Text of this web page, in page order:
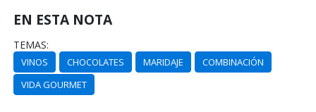
EN ESTA NOTA
TEMAS:
VINOS CHOCOLATES MARIDAJE
COMBINACIÓN
VIDA GOURMET